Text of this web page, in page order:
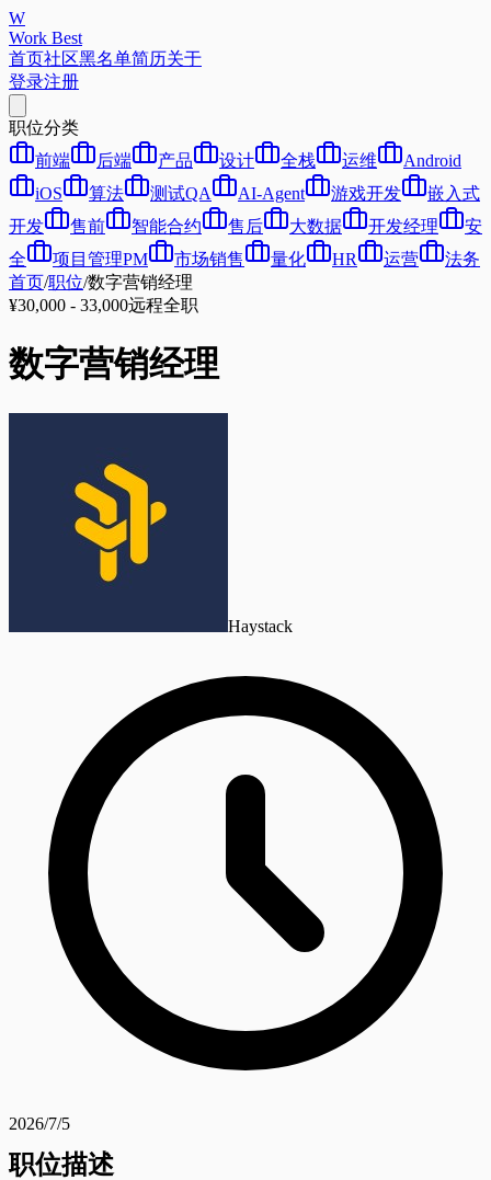
W
Work Best
首页社区黑名单简历关于
登录注册
职位分类
前端
后端 产品 设计 全栈 运维
Android
iOS
算法 测试QA AI-Agent 游戏开发
嵌入式
开发
售前 智能合约 售后 大数据 开发经理
安
全
项目管理PM 市场销售 量化 HR 运营
法务
首页/职位/数字营销经理
¥30,000 - 33,000远程全职
数字营销经理
Haystack
2026/7/5
职位描述